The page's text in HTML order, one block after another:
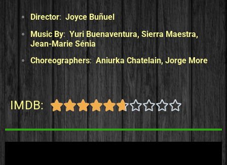
Director: Joyce Buñuel
Music By: Yuri Buenaventura, Sierra Maestra,
Jean-Marie Sénia
Choreographers: Aniurka Chatelain, Jorge More
IMDB: 